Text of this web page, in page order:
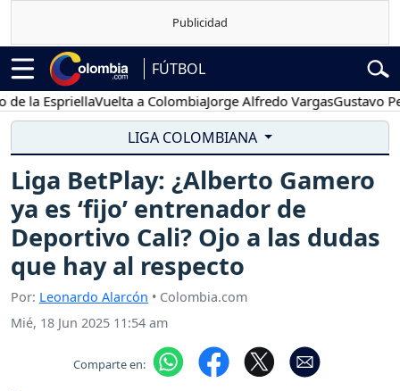
FÚTBOL
EspriellaVuelta a ColombiaJorge Alfredo VargasGustavo Petro
LIGA COLOMBIANA
Liga BetPlay: ¿Alberto Gamero
ya es ‘fijo’ entrenador de
Deportivo Cali? Ojo a las dudas
que hay al respecto
Por: Leonardo Alarcón • Colombia.com
Mié, 18 Jun 2025 11:54 am
Comparte en: